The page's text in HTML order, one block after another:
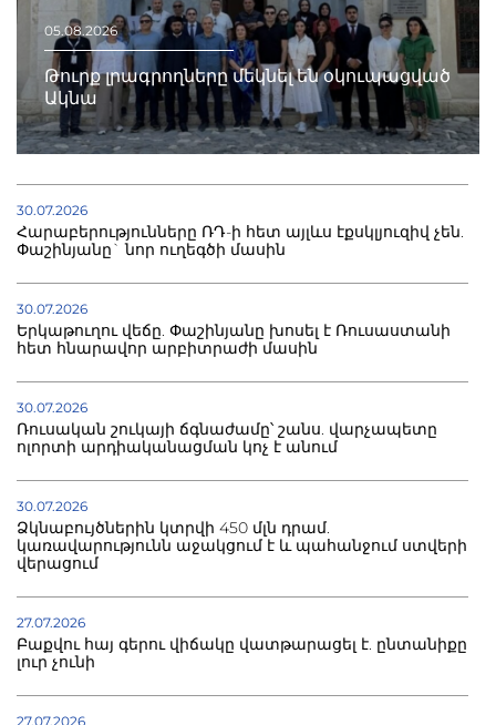
05.08.2026
Թուրք լրագրողները մեկնել են օկուպացված
Ակնա
30.07.2026
Հարաբերությունները ՌԴ-ի հետ այլևս էքսկլյուզիվ չեն.
Փաշինյանը` նոր ուղեգծի մասին
30.07.2026
Երկաթուղու վեճը. Փաշինյանը խոսել է Ռուսաստանի
հետ հնարավոր արբիտրաժի մասին
30.07.2026
Ռուսական շուկայի ճգնաժամը՝ շանս. վարչապետը
ոլորտի արդիականացման կոչ է անում
30.07.2026
Ձկնաբույծներին կտրվի 450 մլն դրամ.
կառավարությունն աջակցում է և պահանջում ստվերի
վերացում
27.07.2026
Բաքվու հայ գերու վիճակը վատթարացել է. ընտանիքը
լուր չունի
27.07.2026